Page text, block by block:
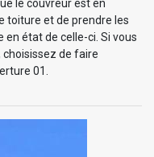
le couvreur est en
toiture et de prendre les
état de celle-ci. Si vous
de faire
01.